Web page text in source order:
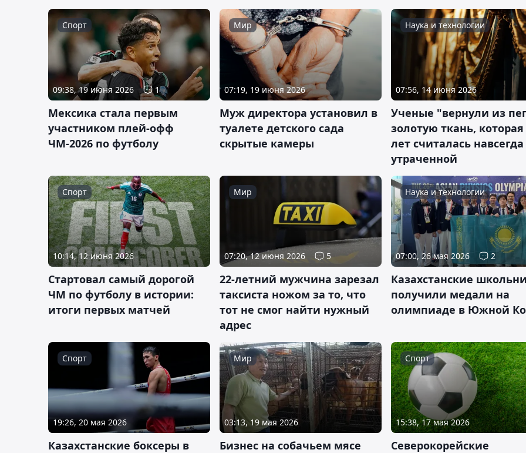
Спорт
09:38, 19 июня 2026 1
Мексика стала первым
участником плей-офф
ЧМ-2026 по футболу
Мир
07:19, 19 июня 2026
Муж директора установил в
туалете детского сада
скрытые камеры
Наука и технологии
07:56, 14 июня 2026
Ученые "вернули из
золотую ткань, которая
лет считалась навсегда
утраченной
Спорт
10:14, 12 июня 2026
Стартовал самый дорогой
ЧМ по футболу в истории:
итоги первых матчей
Мир
07:20, 12 июня 2026 5
22-летний мужчина зарезал
таксиста ножом за то, что
тот не смог найти нужный
адрес
Наука и технологии
07:00, 26 мая 2026 2
Казахстанские
получили медали на
олимпиаде в Южной
Спорт
19:26, 20 мая 2026
Казахстанские боксеры в
Мир
03:13, 19 мая 2026
Бизнес на собачьем мясе
Спорт
15:38, 17 мая 2026
Северокорейские